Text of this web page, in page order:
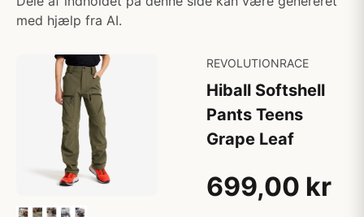
med hjælp fra AI.
REVOLUTIONRACE
Hiball Softshell
Pants Teens
Grape Leaf
699,00 kr